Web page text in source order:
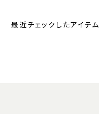
最近チェックしたアイテム